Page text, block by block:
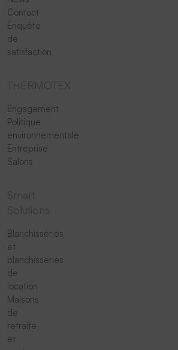
Contact
Enquête
de
satisfaction
Engagement
Politique
environnementale
Entreprise
Salons
Blanchisseries
et
blanchisseries
de
location
Maisons
de
retraite
et